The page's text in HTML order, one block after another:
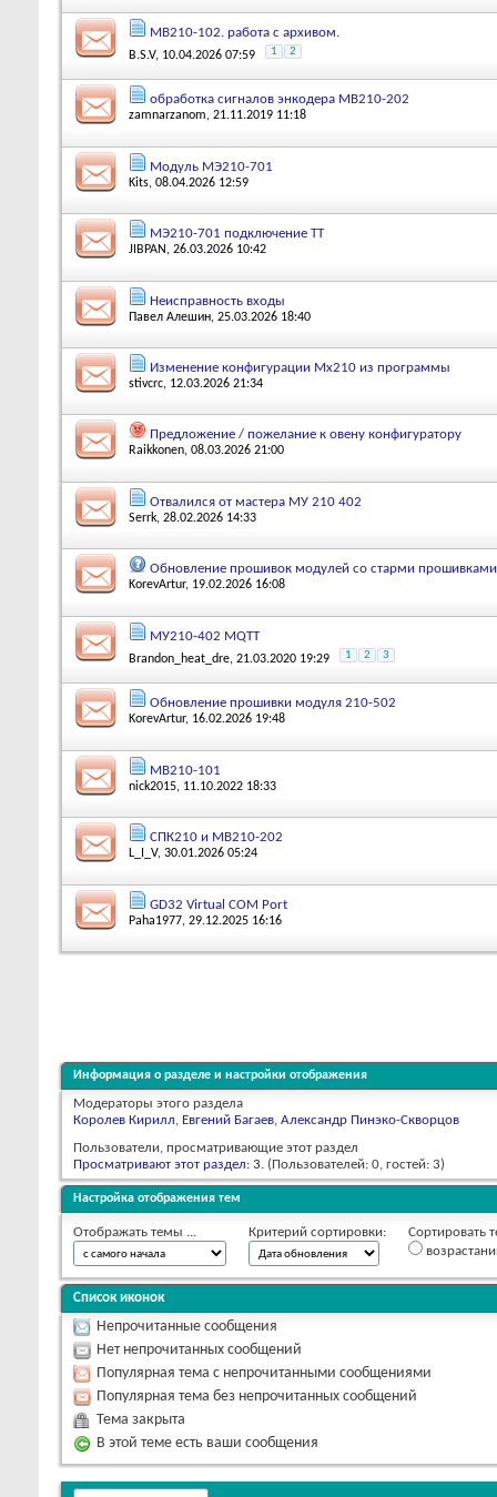
МВ210-102. работа с архивом.
B.S.V, 10.04.2026 07:59 1 2
обработка сигналов энкодера МВ210-202
zamnarzanom, 21.11.2019 11:18
Модуль МЭ210-701
Kits, 08.04.2026 12:59
МЭ210-701 подключение ТТ
JIBPAN , 26.03.2026 10:42
Неисправность входы
Павел Алешин, 25.03.2026 18:40
Изменение конфигурации Мх210 из программы
stivcrc, 12.03.2026 21:34
Предложение / пожелание к овену конфигуратору
Raikkonen, 08.03.2026 21:00
Отвалился от мастера МУ 210 402
Serrk, 28.02.2026 14:33
Обновление прошивок модулей со старми прошивками
KorevArtur, 19.02.2026 16:08
МУ210-402 MQTT
Brandon_heat_dre, 21.03.2020 19:29 1 2 3
Обновление прошивки модуля 210-502
KorevArtur, 16.02.2026 19:48
МВ210-101
nick2015, 11.10.2022 18:33
СПК210 и МВ210-202
L_I_V, 30.01.2026 05:24
GD32 Virtual COM Port
Paha1977, 29.12.2025 16:16
Информация о разделе и настройки отображения
Модераторы этого раздела
Королев Кирилл, Евгений Багаев, Александр Пинэко-Скворцов
Пользователи, просматривающие этот раздел
Просматривают этот раздел: 3. (Пользователей: 0, гостей: 3)
Настройка отображения тем
Отображать темы ... Критерий сортировки:
Сортировать
Список иконок
Непрочитанные сообщения
Нет непрочитанных сообщений
Популярная тема с непрочитанными сообщениями
Популярная тема без непрочитанных сообщений
Тема закрыта
В этой теме есть ваши сообщения